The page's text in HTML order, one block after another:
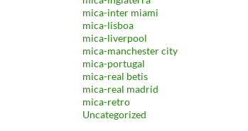
mica-inter miami
mica-lisboa
mica-liverpool
mica-manchester city
mica-portugal
mica-real betis
mica-real madrid
mica-retro
Uncategorized